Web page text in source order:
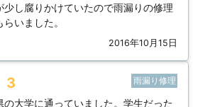
少し腐りかけていたので雨漏りの修理
いました。
2016年10月15日
3 雨漏り修理
の大学に通っていました。学生だった